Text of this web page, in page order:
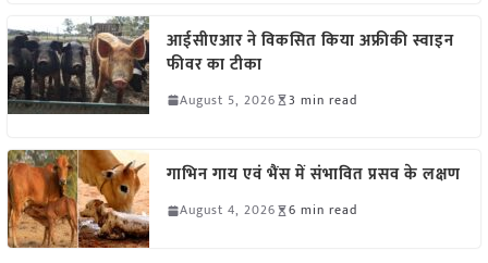
आईसीएआर ने विकसित किया अफ्रीकी स्वाइन
फीवर का टीका
August 5, 2026 3 min read
गाभिन गाय एवं भैंस में संभावित प्रसव के लक्षण
August 4, 2026 6 min read